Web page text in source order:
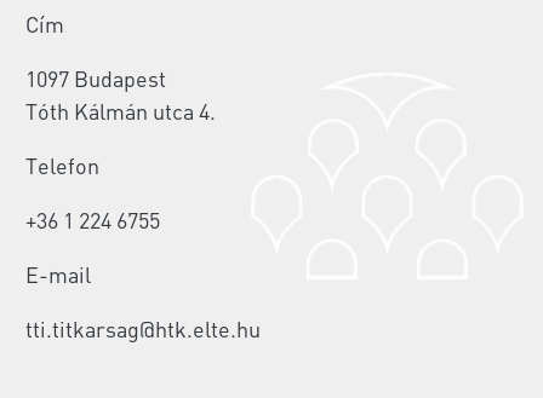
Cím
1097 Budapest
Tóth Kálmán utca 4.
Telefon
+36 1 224 6755
E-mail
tti.titkarsag@htk.elte.hu